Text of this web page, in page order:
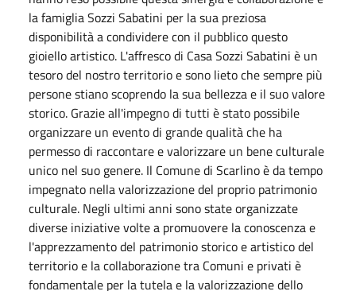
la famiglia Sozzi Sabatini per la sua preziosa
disponibilità a condividere con il pubblico questo
gioiello artistico. L'affresco di Casa Sozzi Sabatini è un
tesoro del nostro territorio e sono lieto che sempre più
persone stiano scoprendo la sua bellezza e il suo valore
storico. Grazie all'impegno di tutti è stato possibile
organizzare un evento di grande qualità che ha
permesso di raccontare e valorizzare un bene culturale
unico nel suo genere. Il Comune di Scarlino è da tempo
impegnato nella valorizzazione del proprio patrimonio
culturale. Negli ultimi anni sono state organizzate
diverse iniziative volte a promuovere la conoscenza e
l'apprezzamento del patrimonio storico e artistico del
territorio e la collaborazione tra Comuni e privati è
fondamentale per la tutela e la valorizzazione dello